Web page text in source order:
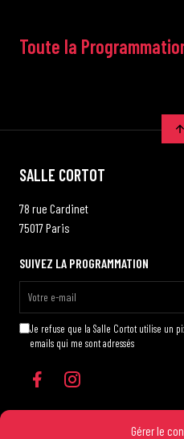
Gérer le
Toute la
SALLE CORTOT
78 rue Cardinet
75017 Paris
SUIVEZ LA PROGRAMMATION
Je refuse que la Salle Cortot utilise un
emails qui me sont adressés